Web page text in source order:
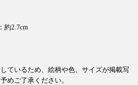
約2.7cm
ているため、絵柄や色、サイズが掲載写
めご了承ください。